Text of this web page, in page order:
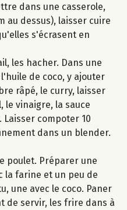
dans une casserole,
au dessus), laisser cuire
s'écrasent en
les hacher. Dans une
de coco, y ajouter
râpé, le curry, laisser
vinaigre, la sauce
compoter 10
dans un blender.
poulet. Préparer une
la farine et un peu de
une avec le coco. Paner
de servir, les frire dans à